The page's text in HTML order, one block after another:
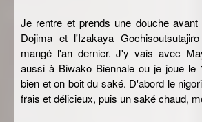
Je rentre et prends une douche
Dojima et l'Izakaya
mangé l'an dernier. J'y vais avec
aussi à Biwako Biennale ou je joue le
bien et on boit du saké. D'abord le
frais et délicieux, puis un saké chaud,